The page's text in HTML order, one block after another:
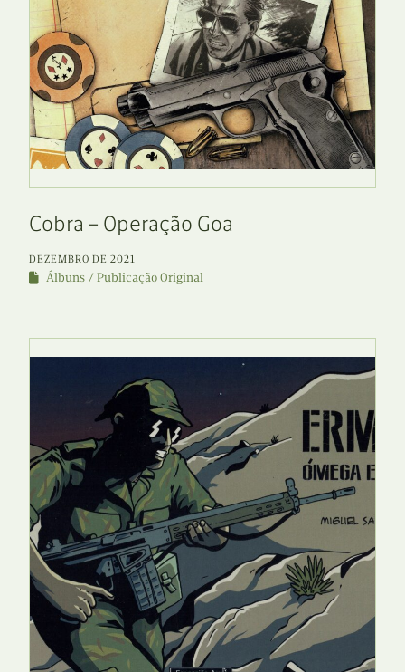
Cobra – Operação Goa
DEZEMBRO DE 2021
Álbuns Publicação Original